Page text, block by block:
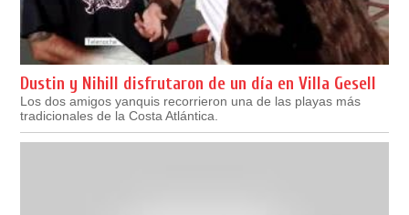
Dustin y Nihill disfrutaron de un día en Villa Gesell
Los dos amigos yanquis recorrieron una de las playas más
tradicionales de la Costa Atlántica.